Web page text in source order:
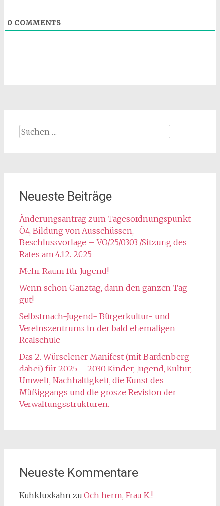
0COMMENTS
Suchen
nach:
Neueste Beiträge
Änderungsantrag zum Tagesordnungspunkt
Ö4, Bildung von Ausschüssen,
Beschlussvorlage – VO/25/0303 /Sitzung des
Rates am 4.12. 2025
Mehr Raum für Jugend!
Wenn schon Ganztag, dann den ganzen Tag
gut!
Selbstmach-Jugend- Bürgerkultur- und
Vereinszentrums in der bald ehemaligen
Realschule
Das 2. Würselener Manifest (mit Bardenberg
dabei) für 2025 – 2030 Kinder, Jugend, Kultur,
Umwelt, Nachhaltigkeit, die Kunst des
Müßiggangs und die grosze Revision der
Verwaltungsstrukturen.
Neueste Kommentare
Kuhkluxkahn zu Och herm, Frau K.!